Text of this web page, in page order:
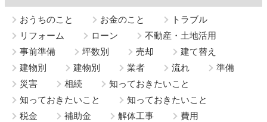
おうちのこと お金のこと
トラブル
リフォーム
ローン
不動産・土地活用
事前準備
坪数別 売却
建て替え
建物別
建物別 業者 流れ
準備
災害
相続
知っておきたいこと
知っておきたいこと
知っておきたいこと
税金
補助金 解体工事 費用